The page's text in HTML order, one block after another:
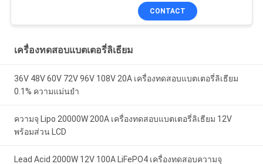
CONTACT
เครื่องทดสอบแบตเตอรี่ลิเธียม
36V 48V 60V 72V 96V 108V 20A เครื่องทดสอบแบตเตอรี่ลิเธียม
0.1% ความแม่นยำ
ความจุ Lipo 20000W 200A เครื่องทดสอบแบตเตอรี่ลิเธียม 12V
พร้อมส่วน LCD
Lead Acid 2000W 12V 100A LiFePO4 เครื่องทดสอบความจุ